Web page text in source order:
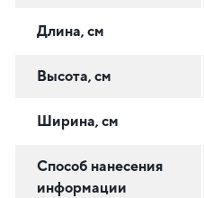
Длина, см
Высота, см
Ширина, см
Способ нанесения
информации